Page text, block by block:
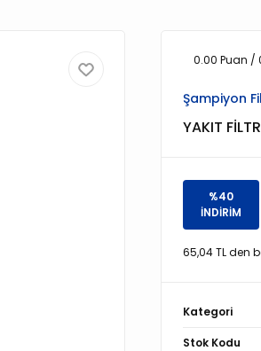
0.00 Puan /
Şampiyon
YAKIT
%40
İNDİRİM
65,04 TL den
Kategori
Stok Kodu